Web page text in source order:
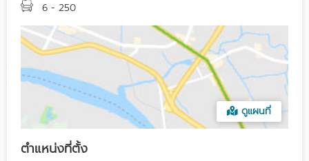
6 - 250
ดูแผนที่
ตำแหน่งที่ตั้ง